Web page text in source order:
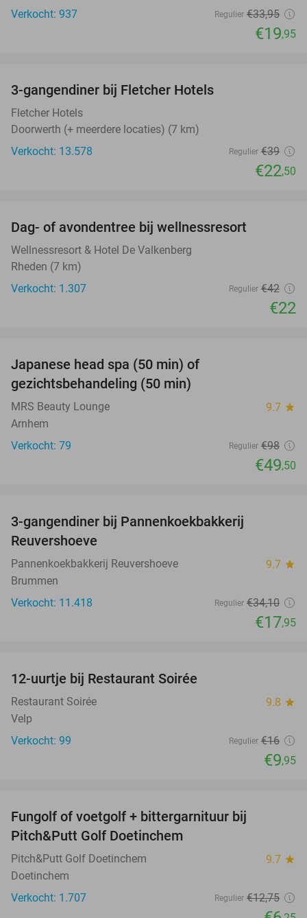
Verkocht: 937
Regulier €33,95
€19,95
3-gangendiner bij Fletcher Hotels
Fletcher Hotels
Doorwerth (+ meerdere locaties) (7 km)
Verkocht: 13.578
Regulier €39
€22,50
Dag- of avondentree bij wellnessresort
Wellnessresort & Hotel De Valkenberg
Rheden (7 km)
Verkocht: 1.307
Regulier €42
€22
Japanese head spa (50 min) of
gezichtsbehandeling (50 min)
MRS Beauty Lounge 9.7 star
Arnhem
Verkocht: 79
Regulier €98
€49,50
3-gangendiner bij Pannenkoekbakkerij
Reuvershoeve
Pannenkoekbakkerij Reuvershoeve 9.7 star
Brummen
Verkocht: 11.418
Regulier €34,10
€17,95
12-uurtje bij Restaurant Soirée
Restaurant Soirée 9.8 star
Velp
Verkocht: 99
Regulier €16
€9,95
Fungolf of voetgolf + bittergarnituur bij
Pitch&Putt Golf Doetinchem
Pitch&Putt Golf Doetinchem 9.7 star
Doetinchem
Verkocht: 1.707
Regulier €12,75